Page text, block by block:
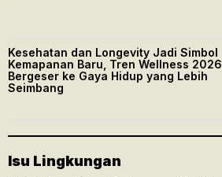
Kesehatan dan Longevity Jadi Simbol
Kemapanan Baru, Tren Wellness 2026
Bergeser ke Gaya Hidup yang Lebih
Seimbang
Isu Lingkungan